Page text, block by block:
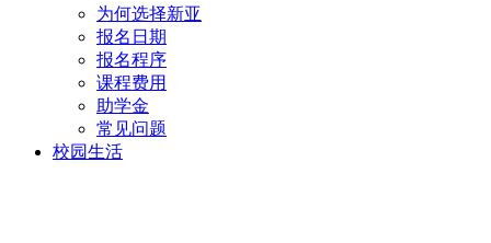
为何选择新亚
报名日期
报名程序
课程费用
助学金
常见问题
校园生活